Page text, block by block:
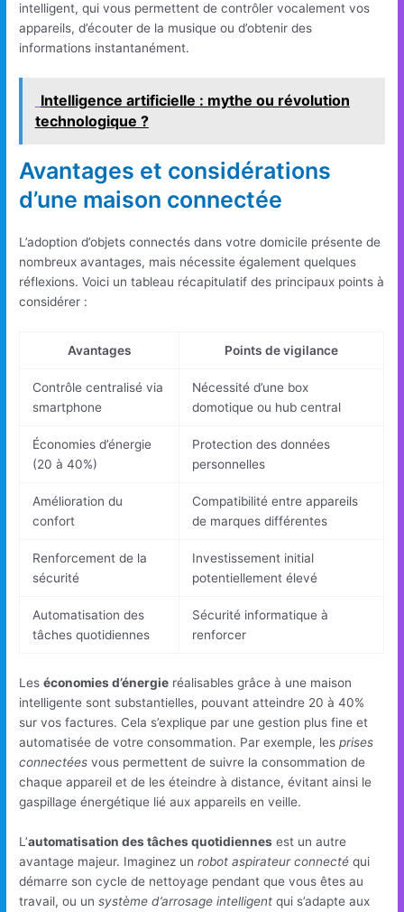
intelligent, qui vous permettent de contrôler vocalement vos
appareils, d’écouter de la musique ou d’obtenir des
informations instantanément.
Intelligence artificielle : mythe ou révolution
technologique ?
Avantages et considérations
d’une maison connectée
L’adoption d’objets connectés dans votre domicile présente de
nombreux avantages, mais nécessite également quelques
réflexions. Voici un tableau récapitulatif des principaux points à
considérer :
Avantages Points de vigilance
Contrôle centralisé via
smartphone
Nécessité d’une box
domotique ou hub central
Économies d’énergie
(20 à 40%)
Protection des données
personnelles
Amélioration du
confort
Compatibilité entre appareils
de marques différentes
Renforcement de la
sécurité
Investissement initial
potentiellement élevé
Automatisation des
tâches quotidiennes
Sécurité informatique à
renforcer
Leséconomies d’énergie réalisables grâce à une maison
intelligente sont substantielles, pouvant atteindre 20 à 40%
sur vos factures. Cela s’explique par une gestion plus fine et
automatisée de votre consommation. Par exemple, lesprises
connectées vous permettent de suivre la consommation de
chaque appareil et de les éteindre à distance, évitant ainsi le
gaspillage énergétique lié aux appareils en veille.
L’automatisation des tâches quotidiennes est un autre
avantage majeur. Imaginez unrobot aspirateur connecté qui
démarre son cycle de nettoyage pendant que vous êtes au
travail, ou unsystème d’arrosage intelligent qui s’adapte aux